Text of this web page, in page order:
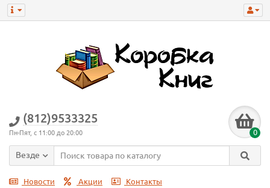
(812)9533325
Пн-Пят, с 11:00 до 20:00 0
Везде
Новости Акции
Контакты